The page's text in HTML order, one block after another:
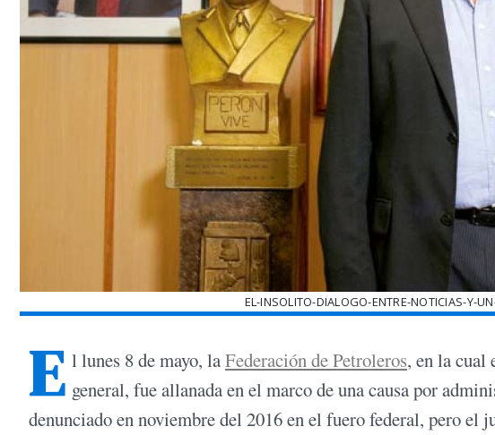
EL-INSOLITO-DIALOGO-ENTRE-NOTICIAS-Y-
E l lunes 8 de mayo, laFederación de Petroleros, en la cual
general, fue allanada en el marco de una causa por
denunciado en noviembre del 2016 en el fuero federal, pero el